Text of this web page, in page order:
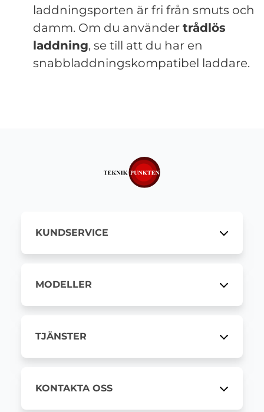
laddningsporten är fri från smuts och
damm. Om du använder trådlös
laddning, se till att du har en
snabbladdningskompatibel laddare.
KUNDSERVICE
MODELLER
TJÄNSTER
KONTAKTA OSS